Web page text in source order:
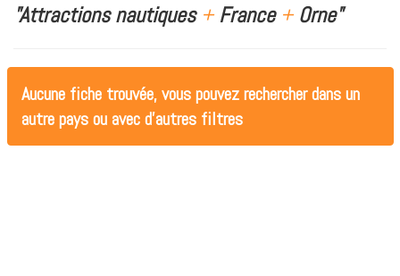
"Attractions nautiques +France +Orne"
Aucune fiche trouvée, vous pouvez rechercher dans un
autre pays ou avec d'autres filtres